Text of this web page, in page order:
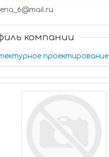
компании
проектирование